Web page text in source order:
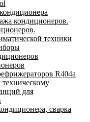
кондиционеров.
техники
R404a
для
сварка